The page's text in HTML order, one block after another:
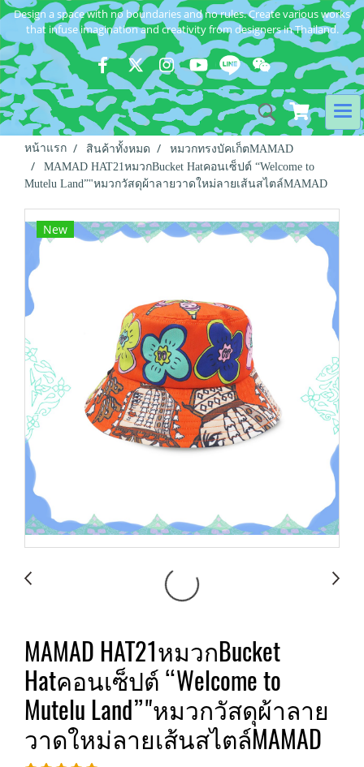
Design a space with no boundaries and no rules. Create various works
that infuse imagination and creativity from designers in Thailand.
หน้าแรก สินค้าทั้งหมด
หมวกทรงบัคเก็ตMAMAD
MAMAD HAT21หมวกBucket Hatคอนเซ็ปต์ “Welcome to
Mutelu Land”"หมวกวัสดุผ้าลายวาดใหม่ลายเส้นสไตล์MAMAD
New
MAMAD HAT21หมวกBucket
Hatคอนเซ็ปต์ “Welcome to
Mutelu Land”"หมวกวัสดุผ้าลาย
วาดใหม่ลายเส้นสไตล์MAMAD